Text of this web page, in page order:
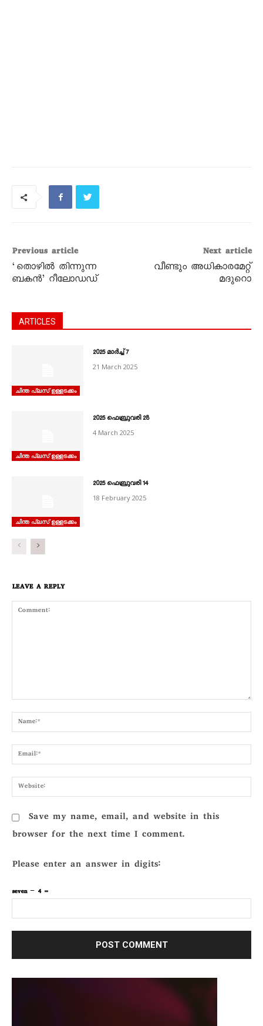
Previous article
‘തൊഴിൽ തിന്നുന്ന
ബകൻ’ റീലോഡഡ്
Next article
വീണ്ടും അധികാരമേറ്റ്‌
മദുറൊ
ARTICLES
ചിന്ത പ്ലസ് ഉള്ളടക്കം
2025 മാർച്ച്‌ 7
21 March 2025
ചിന്ത പ്ലസ് ഉള്ളടക്കം
2025 ഫെബ്രുവരി 28
4 March 2025
ചിന്ത പ്ലസ് ഉള്ളടക്കം
2025 ഫെബ്രുവരി 14
18 February 2025
LEAVE A REPLY
Save my name, email, and website in this
browser for the next time I comment.
Please enter an answer in digits:
seven − 4 =